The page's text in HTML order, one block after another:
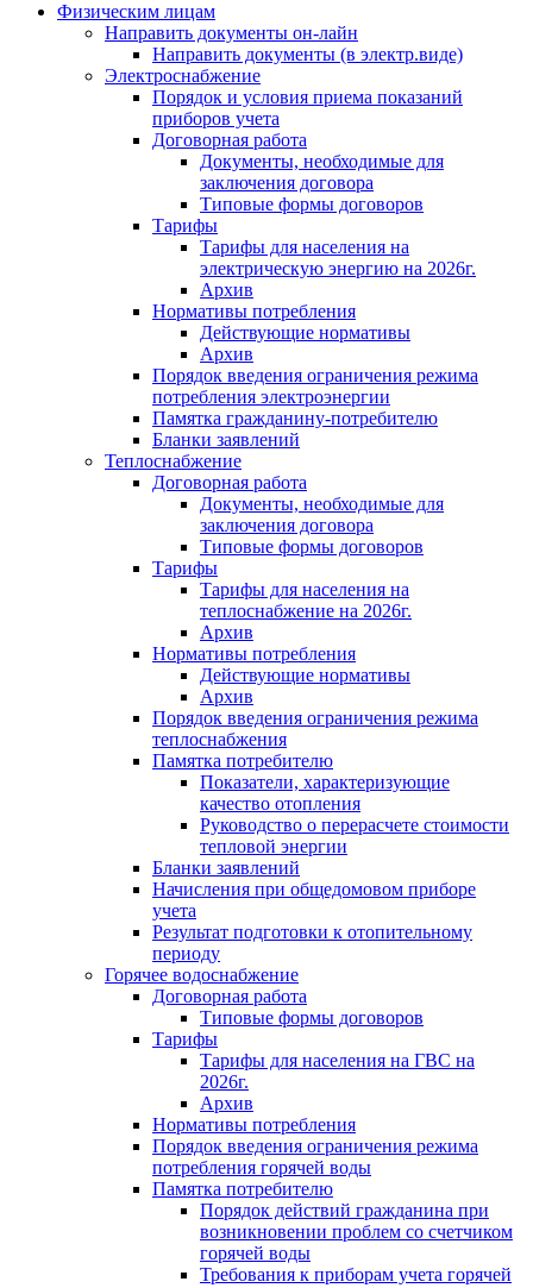
Физическим лицам
Направить документы он-лайн
Направить документы (в электр.виде)
Электроснабжение
Порядок и условия приема показаний
приборов учета
Договорная работа
Документы, необходимые для
заключения договора
Типовые формы договоров
Тарифы
Тарифы для населения на
электрическую энергию на 2026г.
Архив
Нормативы потребления
Действующие нормативы
Архив
Порядок введения ограничения режима
потребления электроэнергии
Памятка гражданину-потребителю
Бланки заявлений
Теплоснабжение
Договорная работа
Документы, необходимые для
заключения договора
Типовые формы договоров
Тарифы
Тарифы для населения на
теплоснабжение на 2026г.
Архив
Нормативы потребления
Действующие нормативы
Архив
Порядок введения ограничения режима
теплоснабжения
Памятка потребителю
Показатели, характеризующие
качество отопления
Руководство о перерасчете стоимости
тепловой энергии
Бланки заявлений
Начисления при общедомовом приборе
учета
Результат подготовки к отопительному
периоду
Горячее водоснабжение
Договорная работа
Типовые формы договоров
Тарифы
Тарифы для населения на ГВС на
2026г.
Архив
Нормативы потребления
Порядок введения ограничения режима
потребления горячей воды
Памятка потребителю
Порядок действий гражданина при
возникновении проблем со счетчиком
горячей воды
Требования к приборам учета горячей